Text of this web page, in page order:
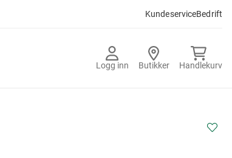
KundeserviceBedrift
Logg inn Butikker Handlekurv